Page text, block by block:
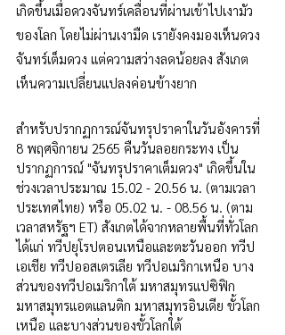
เกิดขึ้นเมื่อดวงจันทร์เคลื่อนที่ผ่านเข้าไปเงามัว
ของโลก โดยไม่ผ่านเงามืด เรายังคงมองเห็นดวง
จันทร์เต็มดวง แต่ความสว่างลดน้อยลง สังเกต
เห็นความเปลี่ยนแปลงค่อนข้างยาก
สำหรับปรากฏการณ์จันทรุปราคาในวันอังคารที่
8 พฤศจิกายน 2565 คืนวันลอยกระทง เป็น
ปรากฏการณ์ "จันทรุปราคาเต็มดวง" เกิดขึ้นใน
ช่วงเวลาประมาณ 15.02 - 20.56 น. (ตามเวลา
ประเทศไทย) หรือ 05.02 น. - 08.56 น. (ตาม
เวลาสหรัฐฯ ET) สังเกตได้จากหลายพื้นที่ทั่วโลก
ได้แก่ ทวีปยุโรปตอนเหนือและตะวันออก ทวีป
เอเชีย ทวีปออสเตรเลีย ทวีปอเมริกาเหนือ บาง
ส่วนของทวีปอเมริกาใต้ มหาสมุทรแปซิฟิก
มหาสมุทรแอตแลนติก มหาสมุทรอินเดีย ขั้วโลก
เหนือ และบางส่วนของขั้วโลกใต้